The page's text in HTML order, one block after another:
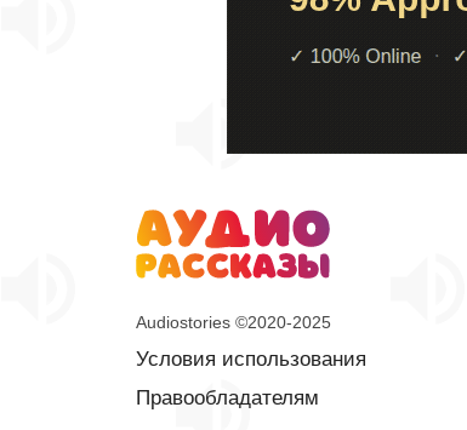
Audiostories ©2020-2025
Условия использования
Правообладателям